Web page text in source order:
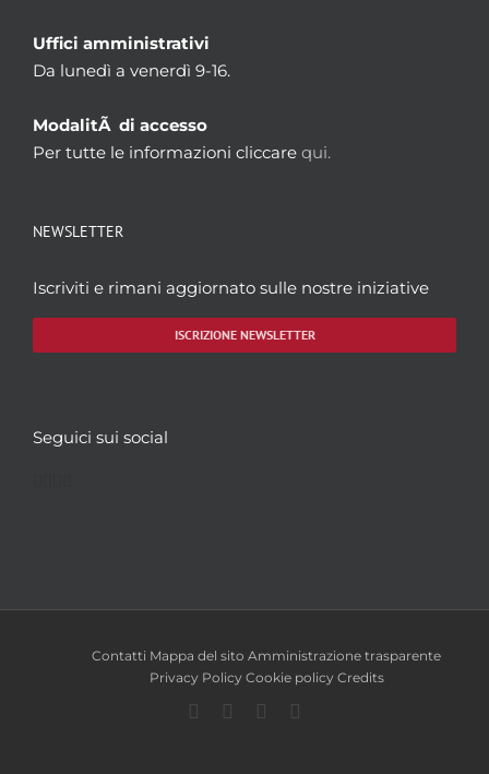
Uffici amministrativi
Da lunedì a venerdì 9-16.
ModalitÃ di accesso
Per tutte le informazioni cliccare qui.
NEWSLETTER
Iscriviti e rimani aggiornato sulle nostre iniziative
ISCRIZIONE NEWSLETTER
Seguici sui social
Contatti Mappa del sito Amministrazione trasparente
Privacy Policy Cookie policy Credits
Facebook
TwitterYouTube